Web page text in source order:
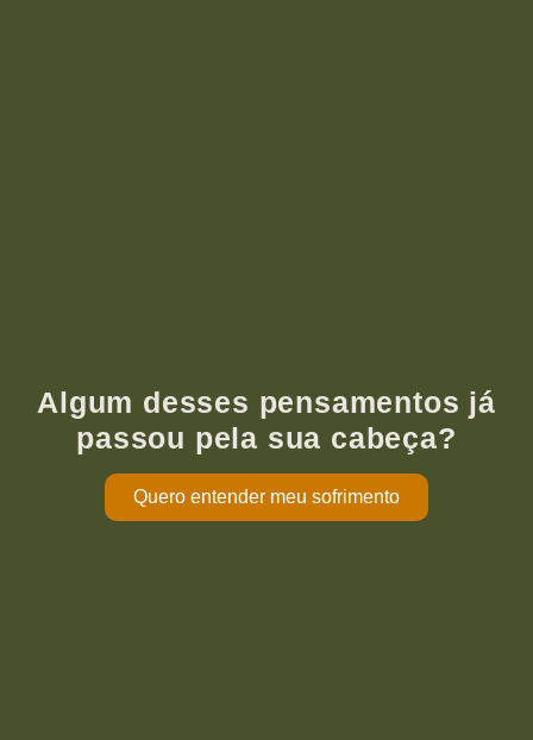
Algum desses pensamentos já
passou pela sua cabeça?
Quero entender meu sofrimento